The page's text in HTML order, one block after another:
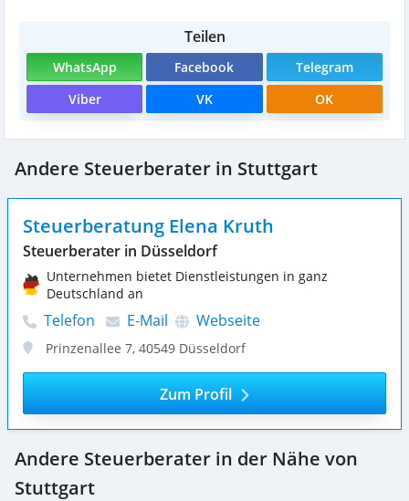
Teilen
WhatsApp Facebook
Telegram
Viber
VK OK
Andere Steuerberater in Stuttgart
Steuerberatung Elena Kruth
Steuerberater in Düsseldorf
Unternehmen bietet Dienstleistungen in ganz
Deutschland an
Telefon E-Mail Webseite
Prinzenallee 7, 40549 Düsseldorf
Zum Profil
Andere Steuerberater in der Nähe von
Stuttgart